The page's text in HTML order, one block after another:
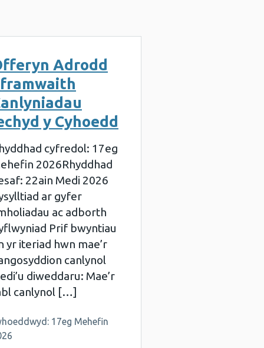
Adrodd
y Cyhoedd
cyfredol: 17eg
2026Rhyddhad
22ain Medi 2026
ar gyfer
ac adborth
Prif bwyntiau
yr iteriad hwn mae’r
canlynol
diweddaru: Mae’r
canlynol […]
17eg Mehefin